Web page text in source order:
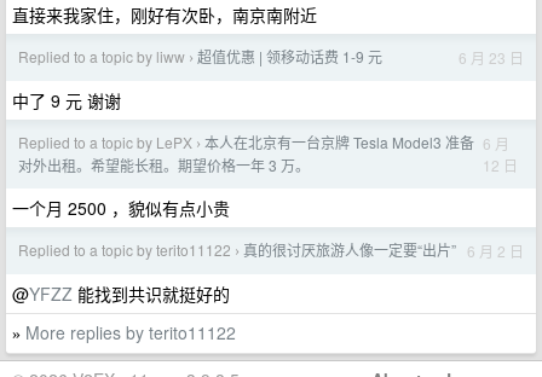
直接来我家住，刚好有次卧，南京南附近
Replied to a topic by liww › 超值优惠 | 领移动话费 1-9 元 6 月 23 日
中了 9 元 谢谢
Replied to a topic by LePX › 本人在北京有一台京牌 Tesla Model3 准备
对外出租。希望能长租。期望价格一年 3 万。
6 月
12 日
一个月 2500 ，貌似有点小贵
Replied to a topic by terito11122 › 真的很讨厌旅游人像一定要“出片” 6 月 2 日
@YFZZ 能找到共识就挺好的
» More replies by terito11122